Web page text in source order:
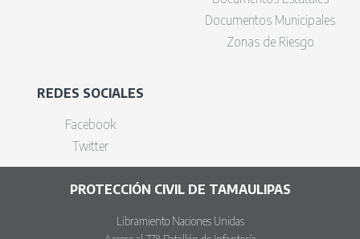
Documentos Municipales
Zonas de Riesgo
REDES SOCIALES
Facebook
Twitter
PROTECCIÓN CIVIL DE TAMAULIPAS
Libramiento Naciones Unidas